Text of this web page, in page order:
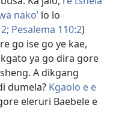
nako’ lo lo
Pesalema 110:2)
go ise go ye kae,
ya go dira gore
A dikgang
dumela? Kgaolo e e
eleruri Baebele e